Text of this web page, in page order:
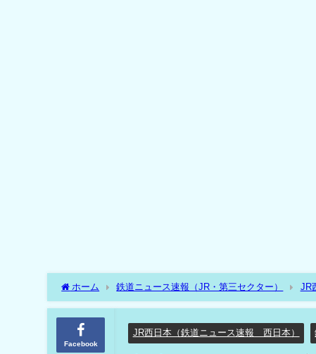
ホーム 鉄道ニュース速報（JR・第三セクター） JR
ー⁇しかも観光列車じゃなくて大都市圏⁇
Facebook
JR西日本（鉄道ニュース速報 西日本）